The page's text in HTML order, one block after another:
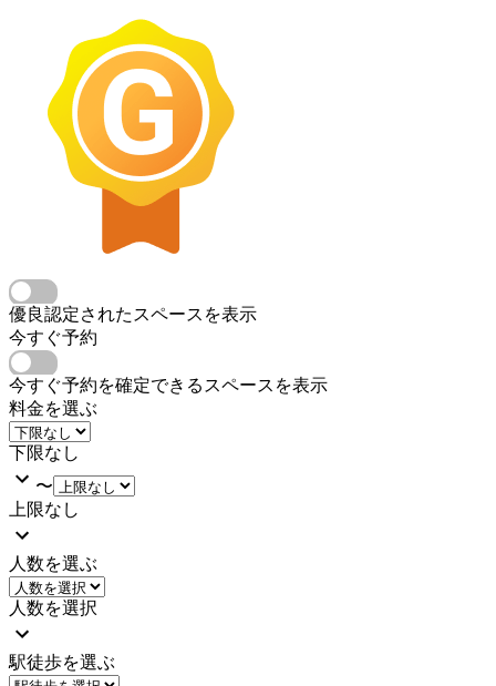
優良認定されたスペースを表示
今すぐ予約
今すぐ予約を確定できるスペースを表示
料金を選ぶ
下限なし
〜
上限なし
人数を選ぶ
人数を選択
駅徒歩を選ぶ